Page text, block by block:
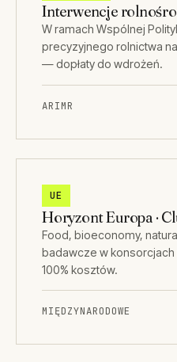
Interwencje
W ramach Wspólnej
precyzyjnego rolnictwa
— dopłaty do wdrożeń.
ARIMR
UE
Horyzont Europa ·
Food, bioeconomy,
badawcze w
100% kosztów.
MIĘDZYNARODOWE